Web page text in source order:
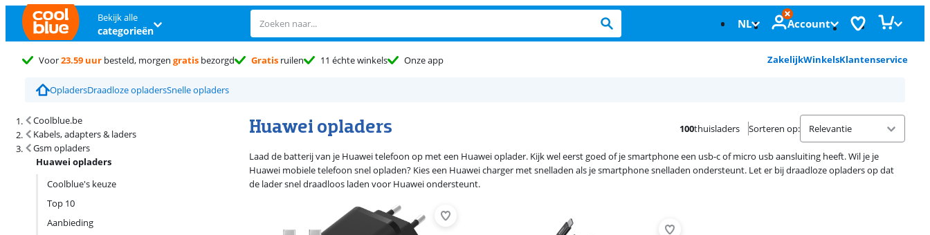
Bekijk alle
categorieën NL Account
Voor23.59 uur besteld, morgen gratis bezorgd Gratis ruilen 11 échte winkels Onze app ZakelijkWinkelsKlantenservice
OpladersDraadloze opladersSnelle opladers
Coolblue.be
Kabels, adapters & laders
Gsm opladers
Huawei opladers
Coolblue's keuze
Top 10
Aanbieding
Huawei opladers
Zoekresultaten en sortering
100thuisladers Sorteren op:
Laad de batterij van je Huawei telefoon op met een Huawei oplader. Kijk wel eerst goed of je smartphone een usb-c of micro usb aansluiting heeft. Wil je je
Huawei mobiele telefoon snel opladen? Kies een Huawei charger met snelladen als je smartphone snelladen ondersteunt. Let er bij draadloze opladers op dat
de lader snel draadloos laden voor Huawei ondersteunt.